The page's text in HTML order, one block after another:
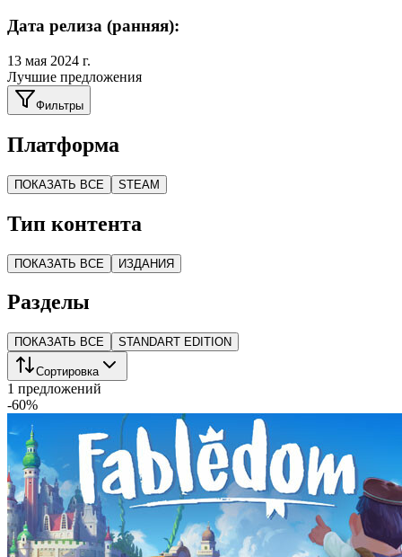
Дата релиза (ранняя):
13 мая 2024 г.
Лучшие предложения
Фильтры
Платформа
ПОКАЗАТЬ ВСЕ STEAM
Тип контента
ПОКАЗАТЬ ВСЕ ИЗДАНИЯ
Разделы
ПОКАЗАТЬ ВСЕ STANDART EDITION
Сортировка
1 предложений
-60%